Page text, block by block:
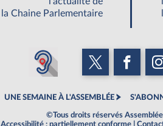
la Chaine Parlementaire
UNE SEMAINE À L'ASSEMBLÉE
©Tous droits réservés
Accessibilité : partiellement conforme